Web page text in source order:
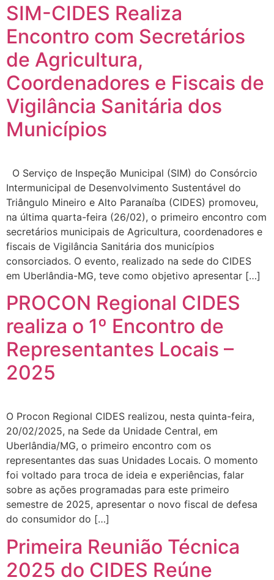
SIM-CIDES Realiza
Encontro com Secretários
de Agricultura,
Coordenadores e Fiscais de
Vigilância Sanitária dos
Municípios
O Serviço de Inspeção Municipal (SIM) do Consórcio
Intermunicipal de Desenvolvimento Sustentável do
Triângulo Mineiro e Alto Paranaíba (CIDES) promoveu,
na última quarta-feira (26/02), o primeiro encontro com
secretários municipais de Agricultura, coordenadores e
fiscais de Vigilância Sanitária dos municípios
consorciados. O evento, realizado na sede do CIDES
em Uberlândia-MG, teve como objetivo apresentar […]
PROCON Regional CIDES
realiza o 1º Encontro de
Representantes Locais –
2025
O Procon Regional CIDES realizou, nesta quinta-feira,
20/02/2025, na Sede da Unidade Central, em
Uberlândia/MG, o primeiro encontro com os
representantes das suas Unidades Locais. O momento
foi voltado para troca de ideia e experiências, falar
sobre as ações programadas para este primeiro
semestre de 2025, apresentar o novo fiscal de defesa
do consumidor do […]
Primeira Reunião Técnica
2025 do CIDES Reúne